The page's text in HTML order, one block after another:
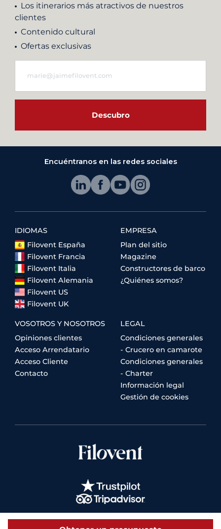
Los itinerarios más atractivos de nuestros
clientes
Contenido cultural
Ofertas exclusivas
Descubro
Encuéntranos en las redes sociales
IDIOMAS
Filovent España
Filovent Francia
Filovent Italia
Filovent Alemania
Filovent US
Filovent UK
EMPRESA
Plan del sitio
Magazine
Constructores de barco
¿Quiénes somos?
VOSOTROS Y NOSOTROS
Opiniones clientes
Acceso Arrendatario
Acceso Cliente
Contacto
LEGAL
Condiciones generales
- Crucero en camarote
Condiciones generales
- Charter
Información legal
Gestión de cookies